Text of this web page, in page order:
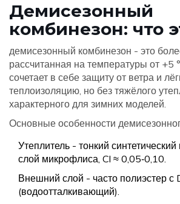
Демисезонный
комбинезон: что
демисезонный комбинезон - это
рассчитанная на температуры от +5
сочетает в себе защиту от ветра и
теплоизоляцию, но без тяжёлого
характерного для зимних моделей.
Основные особенности
Утеплитель - тонкий синтетический
слой микрофлиса, Cl ≈ 0,05‑0,10.
Внешний слой - часто полиэстер с
(водоотталкивающий).